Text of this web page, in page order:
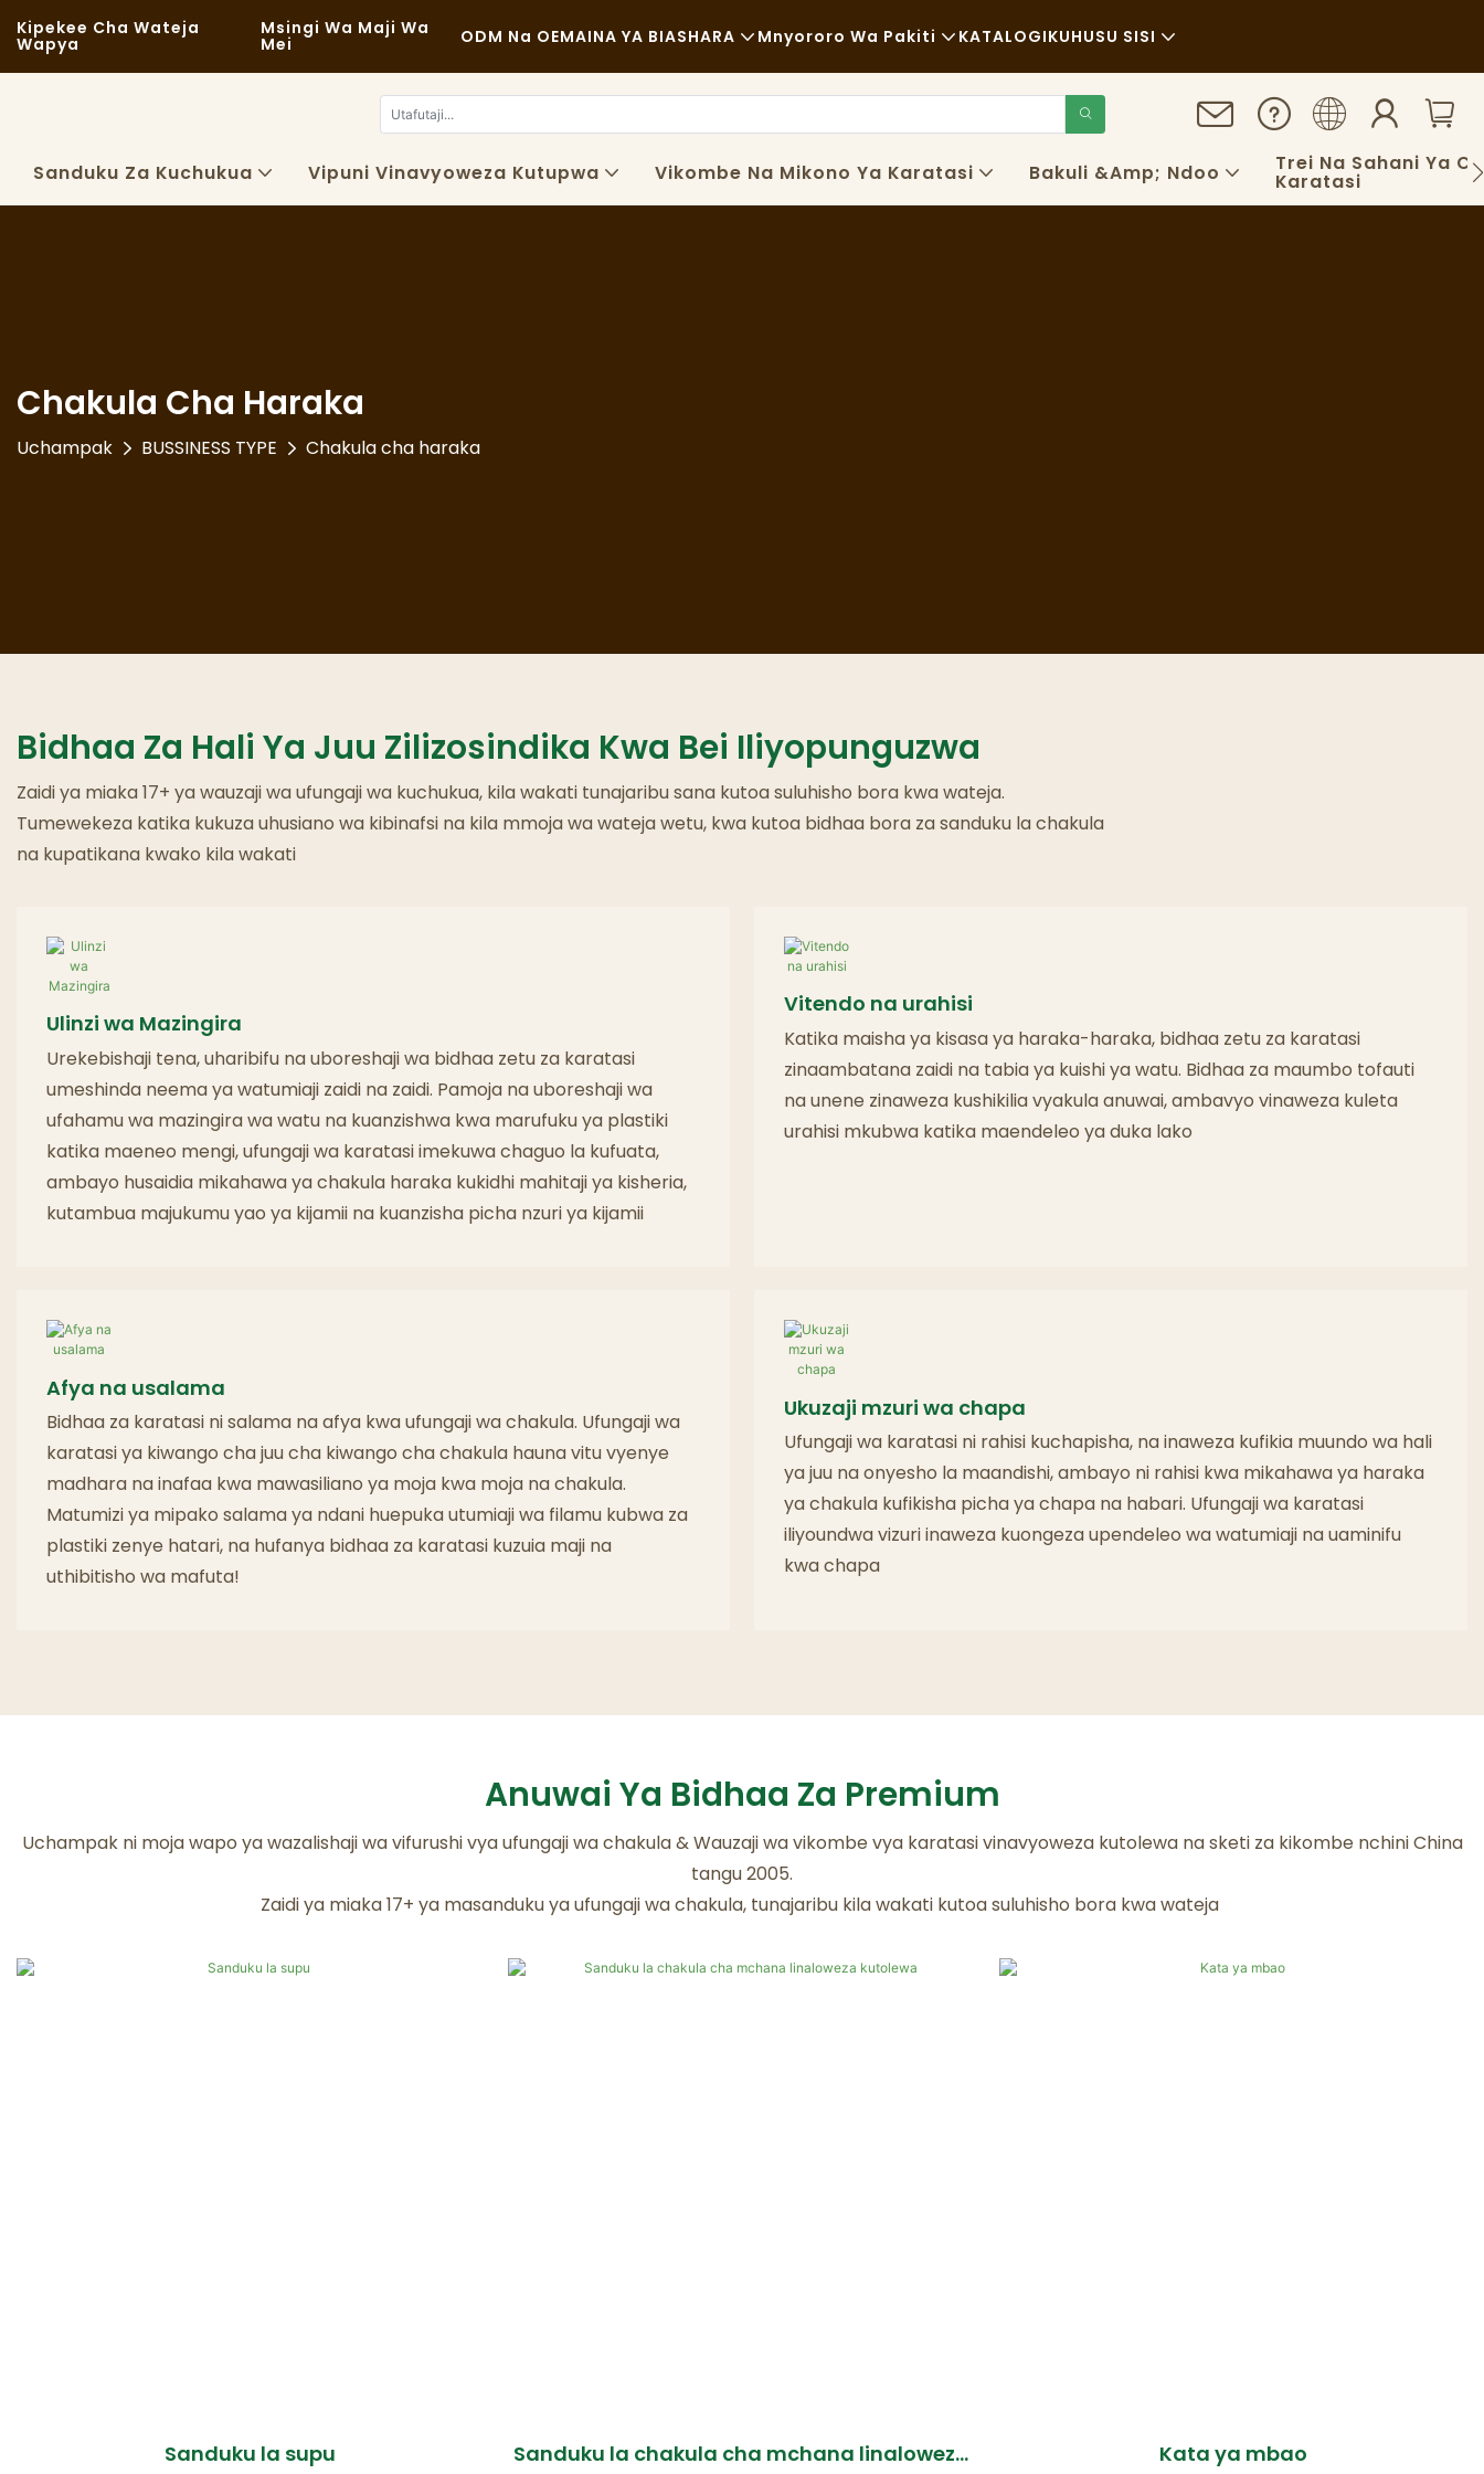
Kipekee Cha Wateja
Wapya
Msingi Wa Maji Wa
Mei ODM Na OEMAINA YA BIASHARA
Chakula Cha Haraka
Mnyororo Wa Pakiti
Malighafi
KATALOGIKUHUSU SISI
Habari
Sanduku Za Kuchukua Vipuni Vinavyoweza Kutupwa Vikombe Na Mikono Ya Karatasi Bakuli &amp; Ndoo Trei Na Sahani Ya
Karatasi
Chakula Cha Haraka
Uchampak BUSSINESS TYPE Chakula cha haraka
Bidhaa Za Hali Ya Juu Zilizosindika Kwa Bei Iliyopunguzwa
Zaidi ya miaka 17+ ya wauzaji wa ufungaji wa kuchukua, kila wakati tunajaribu sana kutoa suluhisho bora kwa wateja.
Tumewekeza katika kukuza uhusiano wa kibinafsi na kila mmoja wa wateja wetu, kwa kutoa bidhaa bora za sanduku la chakula
na kupatikana kwako kila wakati
Ulinzi wa Mazingira
Urekebishaji tena, uharibifu na uboreshaji wa bidhaa zetu za karatasi
umeshinda neema ya watumiaji zaidi na zaidi. Pamoja na uboreshaji wa
ufahamu wa mazingira wa watu na kuanzishwa kwa marufuku ya plastiki
katika maeneo mengi, ufungaji wa karatasi imekuwa chaguo la kufuata,
ambayo husaidia mikahawa ya chakula haraka kukidhi mahitaji ya kisheria,
kutambua majukumu yao ya kijamii na kuanzisha picha nzuri ya kijamii
Vitendo na urahisi
Katika maisha ya kisasa ya haraka-haraka, bidhaa zetu za karatasi
zinaambatana zaidi na tabia ya kuishi ya watu. Bidhaa za maumbo tofauti
na unene zinaweza kushikilia vyakula anuwai, ambavyo vinaweza kuleta
urahisi mkubwa katika maendeleo ya duka lako
Afya na usalama
Bidhaa za karatasi ni salama na afya kwa ufungaji wa chakula. Ufungaji wa
karatasi ya kiwango cha juu cha kiwango cha chakula hauna vitu vyenye
madhara na inafaa kwa mawasiliano ya moja kwa moja na chakula.
Matumizi ya mipako salama ya ndani huepuka utumiaji wa filamu kubwa za
plastiki zenye hatari, na hufanya bidhaa za karatasi kuzuia maji na
uthibitisho wa mafuta!
Ukuzaji mzuri wa chapa
Ufungaji wa karatasi ni rahisi kuchapisha, na inaweza kufikia muundo wa hali
ya juu na onyesho la maandishi, ambayo ni rahisi kwa mikahawa ya haraka
ya chakula kufikisha picha ya chapa na habari. Ufungaji wa karatasi
iliyoundwa vizuri inaweza kuongeza upendeleo wa watumiaji na uaminifu
kwa chapa
Anuwai Ya Bidhaa Za Premium
Uchampak ni moja wapo ya wazalishaji wa vifurushi vya ufungaji wa chakula & Wauzaji wa vikombe vya karatasi vinavyoweza kutolewa na sketi za kikombe nchini China
tangu 2005.
Zaidi ya miaka 17+ ya masanduku ya ufungaji wa chakula, tunajaribu kila wakati kutoa suluhisho bora kwa wateja
Sanduku la supu
Sanduku la chakula cha mchana linaloweza
Kata ya mbao